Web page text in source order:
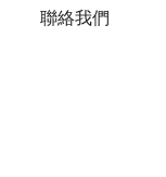
聯絡我們